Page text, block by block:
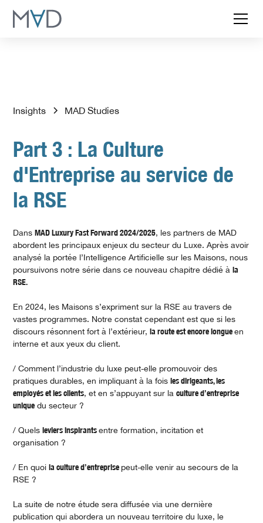
Insights MAD Studies
Part 3 : La Culture
d'Entreprise au service de
la RSE
DansMAD Luxury Fast Forward 2024/2025, les partners de MAD
abordent les principaux enjeux du secteur du Luxe. Après avoir
analysé la portée l’Intelligence Artificielle sur les Maisons, nous
poursuivons notre série dans ce nouveau chapitre dédié àla
RSE.
En 2024, les Maisons s’expriment sur la RSE au travers de
vastes programmes. Notre constat cependant est que si les
discours résonnent fort à l’extérieur,la route est encore longueen
interne et aux yeux du client.
/ Comment l’industrie du luxe peut-elle promouvoir des
pratiques durables, en impliquant à la foisles dirigeants, les
employés et les clients, et en s’appuyant sur laculture d’entreprise
uniquedu secteur ?
/ Quelsleviers inspirantsentre formation, incitation et
organisation ?
/ En quoila culture d’entreprisepeut-elle venir au secours de la
RSE ?
La suite de notre étude sera diffusée via une dernière
publication qui abordera un nouveau territoire du luxe, le